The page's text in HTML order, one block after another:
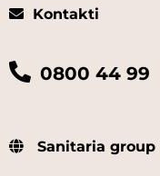
Kontakti
0800 44 99
Sanitaria group